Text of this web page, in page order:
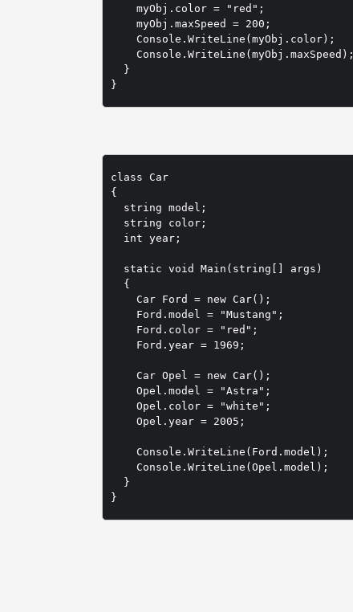
    myObj.color = "red";
    myObj.maxSpeed = 200;
    Console.WriteLine(myObj.color);
    Console.WriteLine(myObj.maxSpeed);
  }
}
class Car
{
  string model;
  string color;
  int year;
  static void Main(string[] args)
  {
    Car Ford = new Car();
    Ford.model = "Mustang";
    Ford.color = "red";
    Ford.year = 1969;
    Car Opel = new Car();
    Opel.model = "Astra";
    Opel.color = "white";
    Opel.year = 2005;
    Console.WriteLine(Ford.model);
    Console.WriteLine(Opel.model);
  }
}